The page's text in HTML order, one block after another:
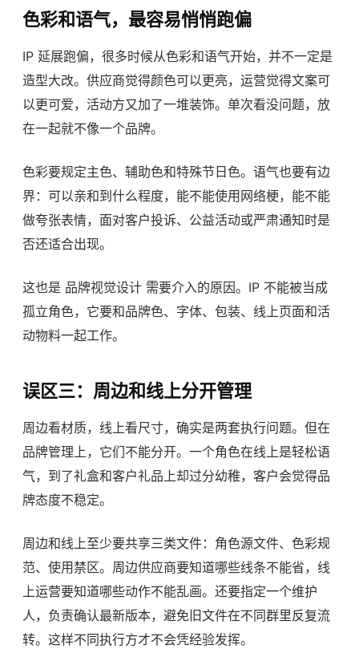
色彩和语气，最容易悄悄跑偏
IP 延展跑偏，很多时候从色彩和语气开始，并不一定是
造型大改。供应商觉得颜色可以更亮，运营觉得文案可
以更可爱，活动方又加了一堆装饰。单次看没问题，放
在一起就不像一个品牌。
色彩要规定主色、辅助色和特殊节日色。语气也要有边
界：可以亲和到什么程度，能不能使用网络梗，能不能
做夸张表情，面对客户投诉、公益活动或严肃通知时是
否还适合出现。
这也是 品牌视觉设计 需要介入的原因。IP 不能被当成
孤立角色，它要和品牌色、字体、包装、线上页面和活
动物料一起工作。
误区三：周边和线上分开管理
周边看材质，线上看尺寸，确实是两套执行问题。但在
品牌管理上，它们不能分开。一个角色在线上是轻松语
气，到了礼盒和客户礼品上却过分幼稚，客户会觉得品
牌态度不稳定。
周边和线上至少要共享三类文件：角色源文件、色彩规
范、使用禁区。周边供应商要知道哪些线条不能省，线
上运营要知道哪些动作不能乱画。还要指定一个维护
人，负责确认最新版本，避免旧文件在不同群里反复流
转。这样不同执行方才不会凭经验发挥。